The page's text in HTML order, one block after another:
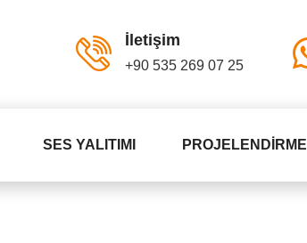
İletişim
+90 535 269 07 25
SES YALITIMI PROJELENDIRME